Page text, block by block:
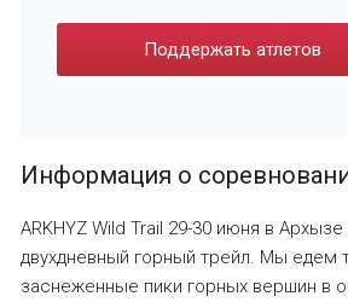
Поддержать атлетов
Информация о
ARKHYZ Wild Trail 29-30 июня в
двухдневный горный трейл. Мы едем
заснеженные пики горных вершин в